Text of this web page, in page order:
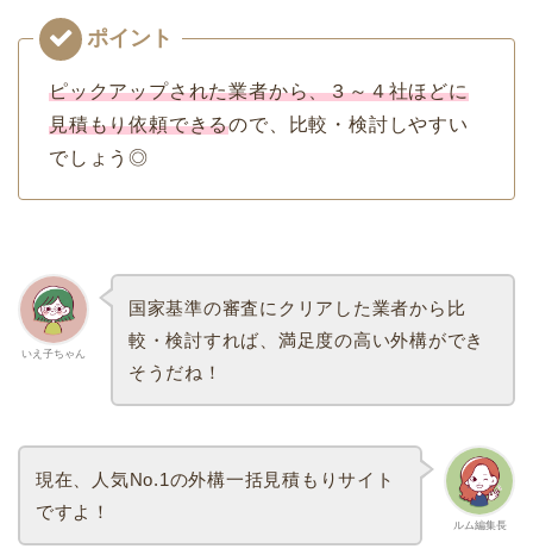
ピックアップされた業者から、３～４社ほどに
見積もり依頼できるので、比較・検討しやすい
でしょう◎
いえ子ちゃん
国家基準の審査にクリアした業者から比
較・検討すれば、満足度の高い外構ができ
そうだね！
ルム編集長
現在、人気No.1の外構一括見積もりサイト
ですよ！